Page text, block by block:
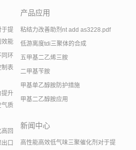
提
效能
环
制表
提升
气质
回
口
产品应用
粘结力改善助剂nt add as3228.pdf
低游离度tdi三聚体的合成
五甲基二乙烯三胺
二甲基苄胺
甲基单乙醇胺防护措施
甲基二乙醇胺应用
新闻中心
高性能高效低气味三聚催化剂对于提